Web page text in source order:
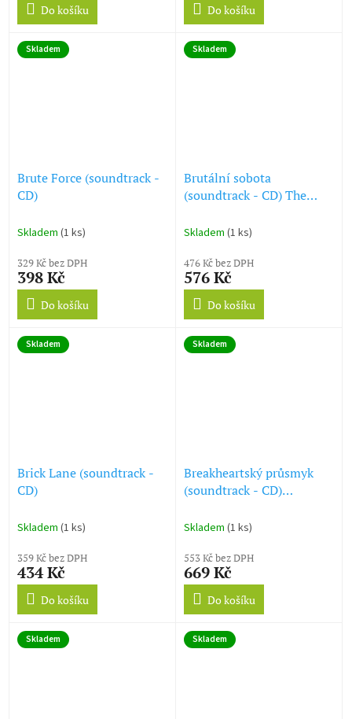
Do košíku Do košíku
Skladem
Brute Force (soundtrack -
CD)
Skladem (1 ks)
329 Kč bez DPH
398 Kč
Do košíku
Skladem
Brutální sobota
(soundtrack - CD) The
Violent Saturday
Skladem (1 ks)
476 Kč bez DPH
576 Kč
Do košíku
Skladem
Brick Lane (soundtrack -
CD)
Skladem (1 ks)
359 Kč bez DPH
434 Kč
Do košíku
Skladem
Breakheartský průsmyk
(soundtrack - CD)
Skladem (1 ks)
553 Kč bez DPH
669 Kč
Do košíku
Skladem Skladem